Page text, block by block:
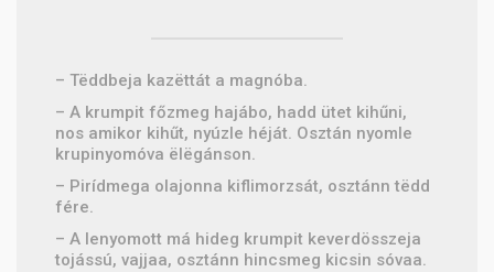
– Tëddbeja kazëttát a magnóba.
– A krumpit főzmeg hajábo, hadd ütet kihűni,
nos amikor kihűt, nyúzle héját. Osztán nyomle
krupinyomóva ëlëgánson.
– Pirídmega olajonna kiflimorzsát, osztánn tëdd
fére.
– A lenyomott má hideg krumpit keverdösszeja
tojássú, vajjaa, osztánn hincsmeg kicsin sóvaa.